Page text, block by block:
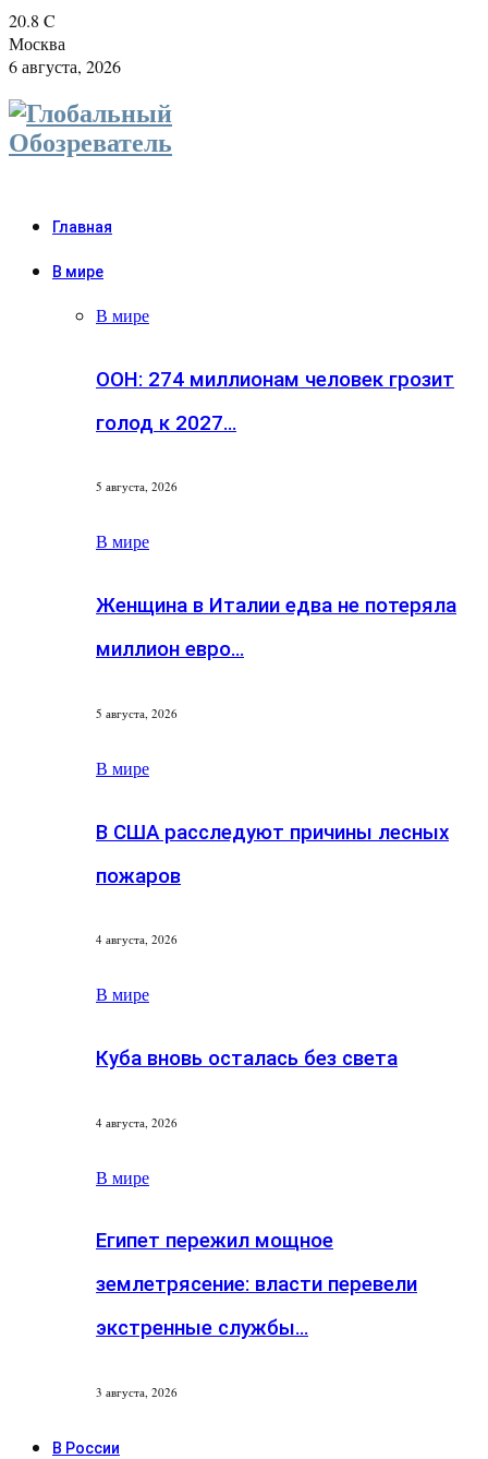
20.8 C
Москва
6 августа, 2026
Главная
В мире
В мире
ООН: 274 миллионам человек грозит
голод к 2027…
5 августа, 2026
В мире
Женщина в Италии едва не потеряла
миллион евро…
5 августа, 2026
В мире
В США расследуют причины лесных
пожаров
4 августа, 2026
В мире
Куба вновь осталась без света
4 августа, 2026
В мире
Египет пережил мощное
землетрясение: власти перевели
экстренные службы…
3 августа, 2026
В России